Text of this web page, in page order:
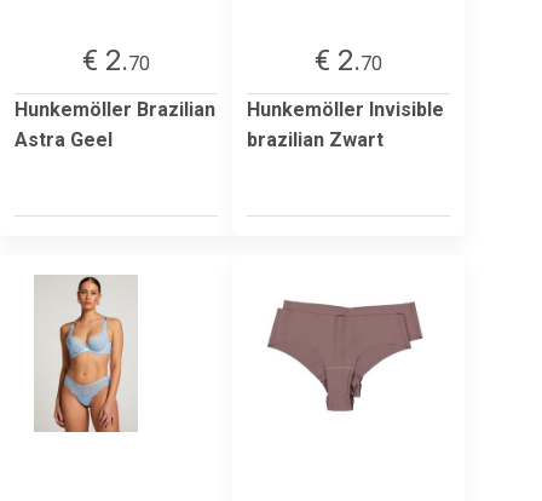
€ 2.70
Hunkemöller Brazilian
Astra Geel
€ 2.70
Hunkemöller Invisible
brazilian Zwart